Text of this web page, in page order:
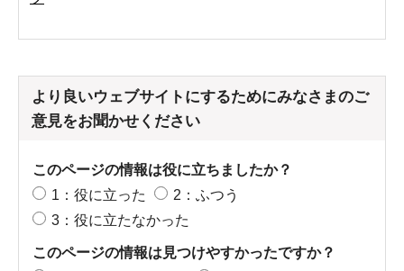
より良いウェブサイトにするためにみなさまのご
意見をお聞かせください
このページの情報は役に立ちましたか？
1：役に立った
2：ふつう
3：役に立たなかった
このページの情報は見つけやすかったですか？